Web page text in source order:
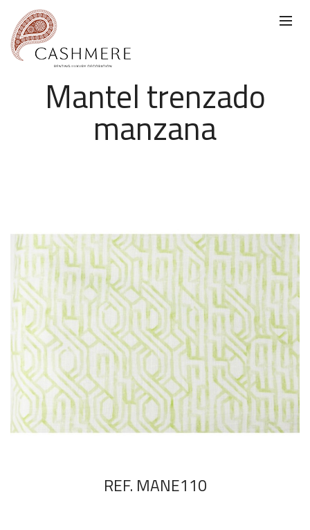
Mantel trenzado
manzana
REF. MANE110